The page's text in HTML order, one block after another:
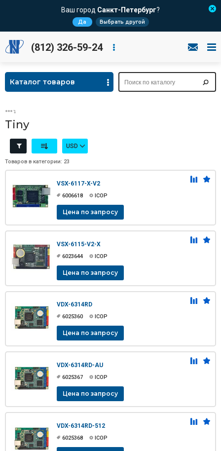
Ваш город Санкт-Петербург?
Да Выбрать другой
(812) 326-59-24
Каталог товаров
Tiny
USD
Товаров в категории: 23
VSX-6117-X-V2
6006618 ICOP
Цена по запросу
VSX-6115-V2-X
6023644 ICOP
Цена по запросу
VDX-6314RD
6025360 ICOP
Цена по запросу
VDX-6314RD-AU
6025367 ICOP
Цена по запросу
VDX-6314RD-512
6025368 ICOP